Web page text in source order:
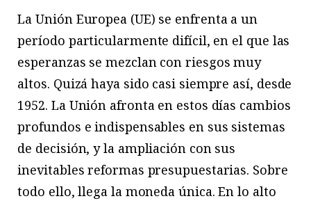
La Unión Europea (UE) se enfrenta a un
período particularmente difícil, en el que las
esperanzas se mezclan con riesgos muy
altos. Quizá haya sido casi siempre así, desde
1952. La Unión afronta en estos días cambios
profundos e indispensables en sus sistemas
de decisión, y la ampliación con sus
inevitables reformas presupuestarias. Sobre
todo ello, llega la moneda única. En lo alto